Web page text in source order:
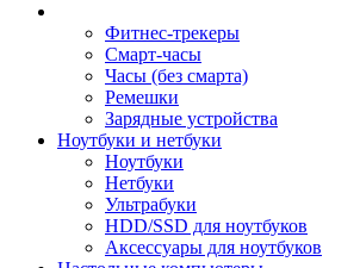
Фитнес-трекеры
Смарт-часы
Часы (без смарта)
Ремешки
Зарядные устройства
Ноутбуки и нетбуки
Ноутбуки
Нетбуки
Ультрабуки
HDD/SSD для ноутбуков
Аксессуары для ноутбуков